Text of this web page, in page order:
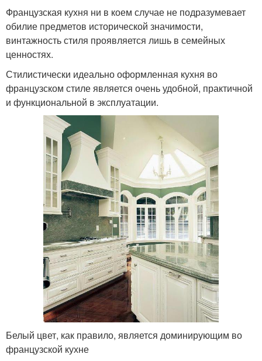
Французская кухня ни в коем случае не подразумевает
обилие предметов исторической значимости,
винтажность стиля проявляется лишь в семейных
ценностях.
Стилистически идеально оформленная кухня во
французском стиле является очень удобной, практичной
и функциональной в эксплуатации.
Белый цвет, как правило, является доминирующим во
французской кухне